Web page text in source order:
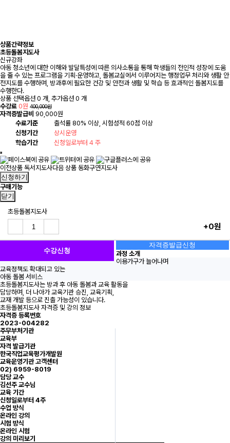
상품간략정보
초등돌봄지도사
신규강좌
아동 청소년에 대한 이해와 발달특성에 따른 의사소통을 통해 학생들의 전인적 성장에 도움
을 줄 수 있는 프로그램을 기획·운영하고, 돌봄교실에서 이루어지는 행정업무 처리와 생활 안
전지도를 수행하며, 방과후에 필요한 건강 및 안전과 생활 및 학습 등 효과적인 돌봄지도를
수행한다.
상품 선택옵션 0 개, 추가옵션 0 개
수강료 0원 400,000원
자격증발급비 90,000원
수료기준
출석률 80% 이상, 시험성적 60점 이상
신청기간
상시운영
학습기간
신청일로부터 4 주
이전상품 독서지도사다음 상품 동화구연지도사
신청하기
구매기능
닫기
초등돌봄지도사
+0원
자격증발급신청
수강신청
과정 소개
이용가구가 늘어나며
교육정책도 확대되고 있는
아동 돌봄 서비스
초등돌봄지도사는 방과 후 아동 돌봄과 교육 활동을
담당하며, 더 나아가 교육기관 승진, 교육기획,
교재 개발 등으로 진출 가능성이 있습니다.
초등돌봄지도사 자격증 및 강의 정보
자격증 등록번호
2023-004282
주무부처기관
교육부
자격 발급기관
한국직업교육평가개발원
교육운영기관 고객센터
02) 6959-8019
담당 교수
김선주 교수님
교육 기간
신청일로부터 4주
수업 방식
온라인 강의
시험 방식
온라인 시험
강의 미리보기